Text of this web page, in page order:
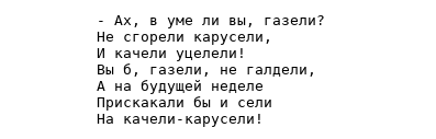
- Ах, в уме ли вы, газели?
Не сгорели карусели,
И качели уцелели!
Вы б, газели, не галдели,
А на будущей неделе
Прискакали бы и сели
На качели-карусели!